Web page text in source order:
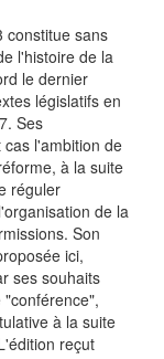
constitue sans
l'histoire de la
le dernier
législatifs en
Ses
l'ambition de
à la suite
réguler
de la
Son
ici,
ses souhaits
à la suite
reçut